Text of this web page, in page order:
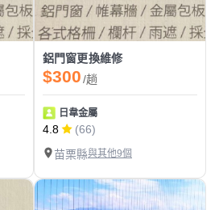
鋁門窗更換維修
$300/趟
日韋金屬
4.8
(66)
苗栗縣與其他9個